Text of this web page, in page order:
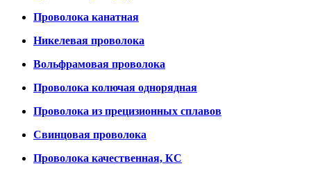
Проволока канатная
Никелевая проволока
Вольфрамовая проволока
Проволока колючая однорядная
Проволока из прецизионных сплавов
Свинцовая проволока
Проволока качественная, КС